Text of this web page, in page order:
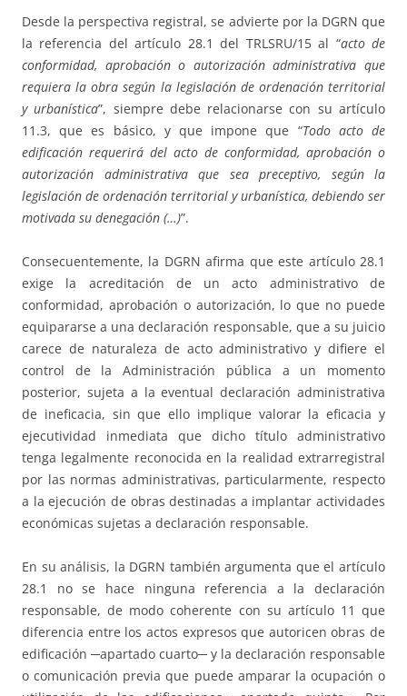
Desde la perspectiva registral, se advierte por la DGRN que
la referencia del artículo 28.1 del TRLSRU/15 al “acto de
conformidad, aprobación o autorización administrativa que
requiera la obra según la legislación de ordenación territorial
y urbanística”, siempre debe relacionarse con su artículo
11.3, que es básico, y que impone que “Todo acto de
edificación requerirá del acto de conformidad, aprobación o
autorización administrativa que sea preceptivo, según la
legislación de ordenación territorial y urbanística, debiendo ser
motivada su denegación (…)”.
Consecuentemente, la DGRN afirma que este artículo 28.1
exige la acreditación de un acto administrativo de
conformidad, aprobación o autorización, lo que no puede
equipararse a una declaración responsable, que a su juicio
carece de naturaleza de acto administrativo y difiere el
control de la Administración pública a un momento
posterior, sujeta a la eventual declaración administrativa
de ineficacia, sin que ello implique valorar la eficacia y
ejecutividad inmediata que dicho título administrativo
tenga legalmente reconocida en la realidad extrarregistral
por las normas administrativas, particularmente, respecto
a la ejecución de obras destinadas a implantar actividades
económicas sujetas a declaración responsable.
En su análisis, la DGRN también argumenta que el artículo
28.1 no se hace ninguna referencia a la declaración
responsable, de modo coherente con su artículo 11 que
diferencia entre los actos expresos que autoricen obras de
edificación ─apartado cuarto─ y la declaración responsable
o comunicación previa que puede amparar la ocupación o